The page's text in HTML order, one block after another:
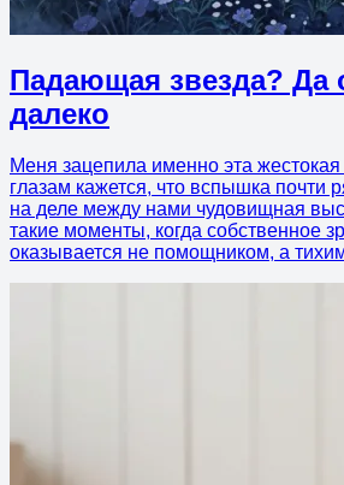
Падающая звезда? Да
далеко
Меня зацепила именно эта жестокая
глазам кажется, что вспышка почти
на деле между нами чудовищная
такие моменты, когда собственное
оказывается не помощником, а